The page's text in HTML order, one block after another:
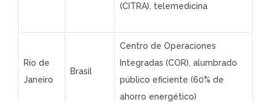
(CITRA), telemedicina
Río de
Janeiro
Brasil
Centro de Operaciones
Integradas (COR), alumbrado
público eficiente (60% de
ahorro energético)